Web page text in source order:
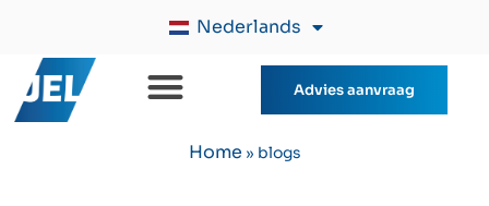
Nederlands
Advies aanvraag
Home » blogs